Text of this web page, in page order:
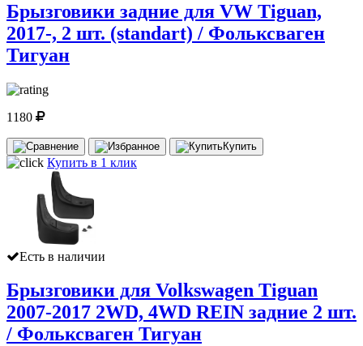
Брызговики задние для VW Tiguan,
2017-, 2 шт. (standart) / Фольксваген
Тигуан
1180
Купить
Купить в 1 клик
Есть в наличии
Брызговики для Volkswagen Tiguan
2007-2017 2WD, 4WD REIN задние 2 шт.
/ Фольксваген Тигуан